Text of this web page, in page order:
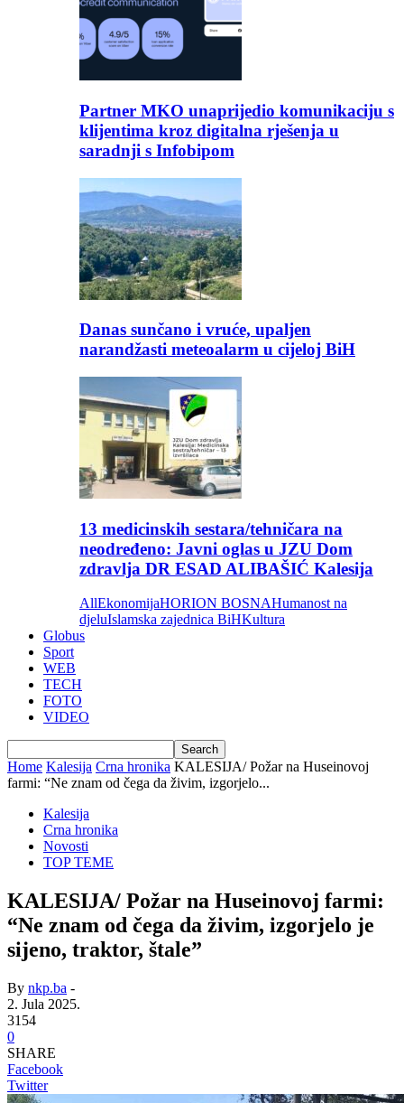
Partner MKO unaprijedio komunikaciju s
klijentima kroz digitalna rješenja u
saradnji s Infobipom
Danas sunčano i vruće, upaljen
narandžasti meteoalarm u cijeloj BiH
13 medicinskih sestara/tehničara na
neodređeno: Javni oglas u JZU Dom
zdravlja DR ESAD ALIBAŠIĆ Kalesija
AllEkonomijaHORION BOSNAHumanost na
djeluIslamska zajednica BiHKultura
Globus
Sport
WEB
TECH
FOTO
VIDEO
Home Kalesija Crna hronika KALESIJA/ Požar na Huseinovoj
farmi: “Ne znam od čega da živim, izgorjelo...
Kalesija
Crna hronika
Novosti
TOP TEME
KALESIJA/ Požar na Huseinovoj farmi:
“Ne znam od čega da živim, izgorjelo je
sijeno, traktor, štale”
By nkp.ba -
2. Jula 2025.
3154
0
SHARE
Facebook
Twitter